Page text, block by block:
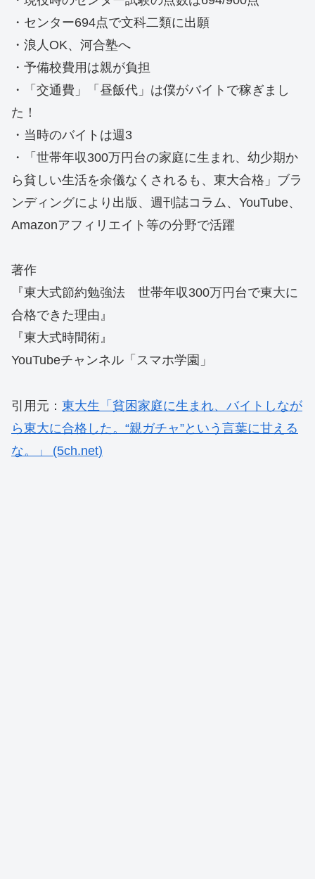
・センター694点で文科二類に出願
・浪人OK、河合塾へ
・予備校費用は親が負担
・「交通費」「昼飯代」は僕がバイトで稼ぎまし
た！
・当時のバイトは週3
・「世帯年収300万円台の家庭に生まれ、幼少期か
ら貧しい生活を余儀なくされるも、東大合格」ブラ
ンディングにより出版、週刊誌コラム、YouTube、
Amazonアフィリエイト等の分野で活躍
著作
『東大式節約勉強法 世帯年収300万円台で東大に
合格できた理由』
『東大式時間術』
YouTubeチャンネル「スマホ学園」
引用元： 東大生「貧困家庭に生まれ、バイトしなが
ら東大に合格した。“親ガチャ”という言葉に甘える
な。」 (5ch.net)